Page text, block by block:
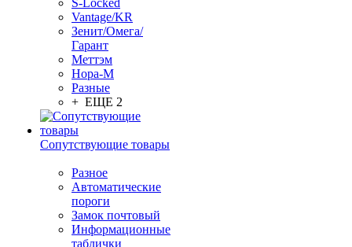
S-Locked
Vantage/KR
Зенит/Омега/
Гарант
Меттэм
Нора-М
Разные
+ ЕЩЕ 2
Сопутствующие товары
Разное
Автоматические
пороги
Замок почтовый
Информационные
таблички